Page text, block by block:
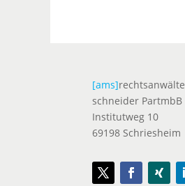
[ams]rechtsanwälte
schneider PartmbB
Institutweg 10
69198 Schriesheim